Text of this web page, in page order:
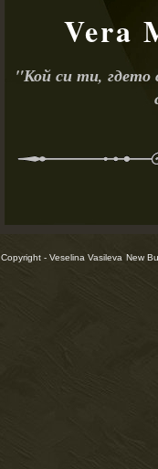
Vera
"Кой си ти, гдето
Copyright - Veselina Vasileva New